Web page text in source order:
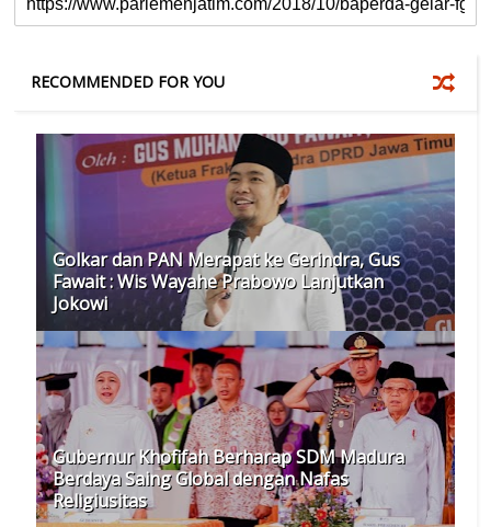
RECOMMENDED FOR YOU
Golkar dan PAN Merapat ke Gerindra, Gus
Fawait : Wis Wayahe Prabowo Lanjutkan
Jokowi
Gubernur Khofifah Berharap SDM Madura
Berdaya Saing Global dengan Nafas
Religiusitas